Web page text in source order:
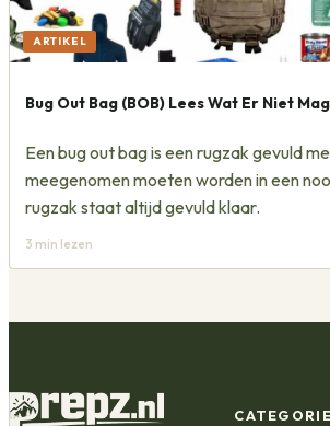
ARTIKEL
Bug Out Bag (BOB) Lees Wat Er Niet
Een bug out bag is een rugzak gevuld
meegenomen moeten worden in een
rugzak staat altijd gevuld klaar.
3 min lezen